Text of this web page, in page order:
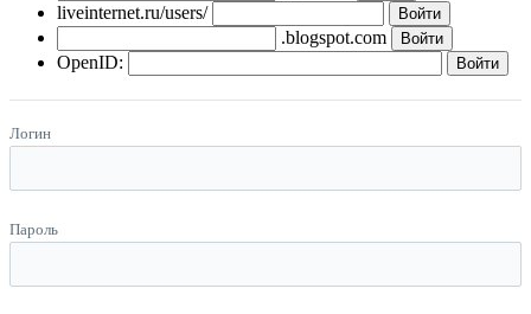
liveinternet.ru/users/
.blogspot.com
OpenID:
Логин
Пароль